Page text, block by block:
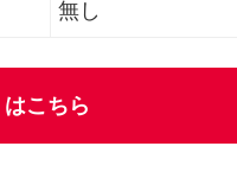
無し
こちら